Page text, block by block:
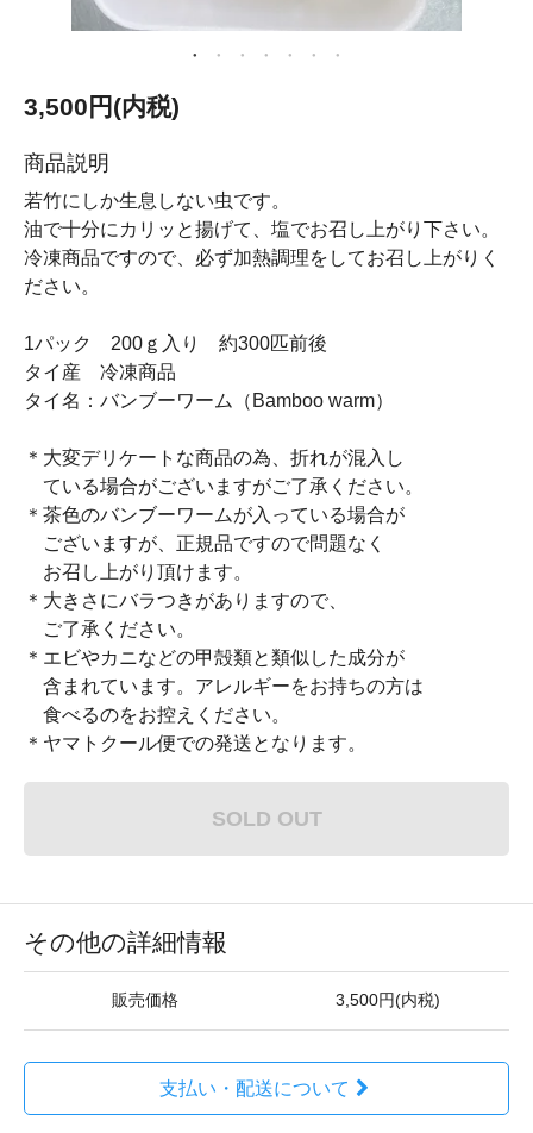
3,500円(内税)
商品説明
若竹にしか生息しない虫です。
油で十分にカリッと揚げて、塩でお召し上がり下さい。
冷凍商品ですので、必ず加熱調理をしてお召し上がりく
ださい。
1パック 200ｇ入り 約300匹前後
タイ産 冷凍商品
タイ名：バンブーワーム（Bamboo warm）
＊大変デリケートな商品の為、折れが混入し
ている場合がございますがご了承ください。
＊茶色のバンブーワームが入っている場合が
ございますが、正規品ですので問題なく
お召し上がり頂けます。
＊大きさにバラつきがありますので、
ご了承ください。
＊エビやカニなどの甲殻類と類似した成分が
含まれています。アレルギーをお持ちの方は
食べるのをお控えください。
＊ヤマトクール便での発送となります。
SOLD OUT
その他の詳細情報
販売価格 3,500円(内税)
支払い・配送について